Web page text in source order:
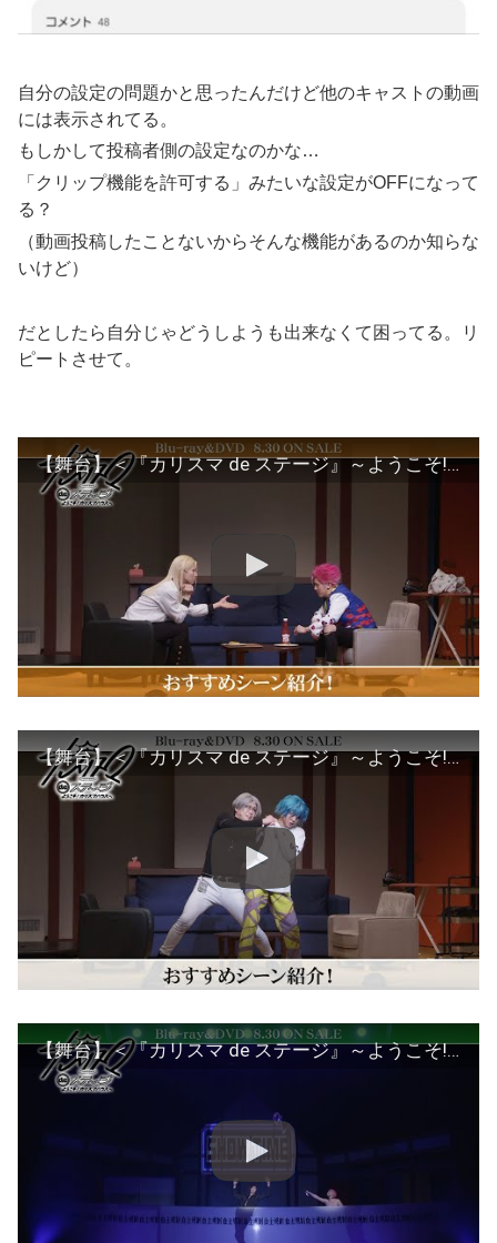
自分の設定の問題かと思ったんだけど他のキャストの動画
には表示されてる。
もしかして投稿者側の設定なのかな…
「クリップ機能を許可する」みたいな設定がOFFになって
る？
（動画投稿したことないからそんな機能があるのか知らな
いけど）
だとしたら自分じゃどうしようも出来なくて困ってる。リ
ピートさせて。
【舞台】＜『カリスマ de ステージ』～ようこそ!カリスマハウスへ～＞伊藤ふみや役 坂下陽春おすすめシーン
【舞台】＜『カリスマ de ステージ』～ようこそ!カリスマハウスへ～＞草薙理解役 岩田知樹おすすめシーン
【舞台】＜『カリスマ de ステージ』～ようこそ!カリスマハウスへ～＞本橋依央利役 持田悠生おすすめシーン